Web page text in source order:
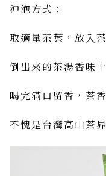
沖泡方式：
取適量茶葉，放入
倒出來的茶湯香味
喝完滿口留香，茶
不愧是台灣高山茶